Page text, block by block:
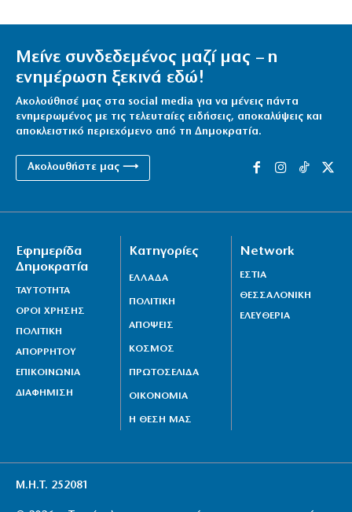
Μείνε συνδεδεμένος μαζί μας – η
ενημέρωση ξεκινά εδώ!
Ακολούθησέ μας στα social media για να μένεις πάντα
ενημερωμένος με τις τελευταίες ειδήσεις, αποκαλύψεις και
αποκλειστικό περιεχόμενο από τη Δημοκρατία.
Ακολουθήστε μας ⟶
Εφημερίδα
Δημοκρατία
ΤΑΥΤΟΤΗΤΑ
ΟΡΟΙ ΧΡΗΣΗΣ
ΠΟΛΙΤΙΚΗ
ΑΠΟΡΡΗΤΟΥ
ΕΠΙΚΟΙΝΩΝΙΑ
ΔΙΑΦΗΜΙΣΗ
Κατηγορίες
ΕΛΛΑΔΑ
ΠΟΛΙΤΙΚΗ
ΑΠΟΨΕΙΣ
ΚΟΣΜΟΣ
ΠΡΩΤΟΣΕΛΙΔΑ
ΟΙΚΟΝΟΜΙΑ
Η ΘΕΣΗ ΜΑΣ
Network
ΕΣΤΙΑ
ΘΕΣΣΑΛΟΝΙΚΗ
ΕΛΕΥΘΕΡΙΑ
Μ.Η.Τ. 252081